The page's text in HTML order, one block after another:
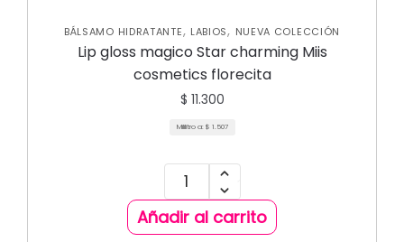
BÁLSAMO HIDRATANTE, LABIOS, NUEVA COLECCIÓN
Lip gloss magico Star charming Miis
cosmetics florecita
$ 11.300
Mililitro a: $ 1.507
Añadir al carrito